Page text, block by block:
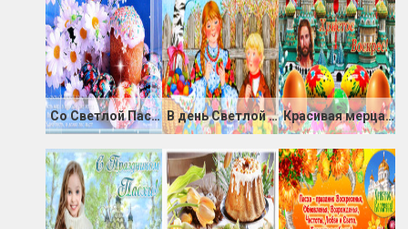
Со Светлой Пасхой поздравляю! В день Светлой Пасхи — счастья и достатка Красивая мерцающая открытка с Пасхой Христовой